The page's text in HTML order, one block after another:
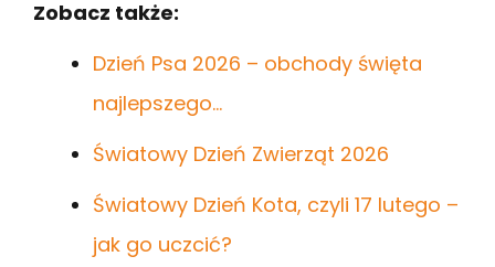
Zobacz także:
Dzień Psa 2026 – obchody święta
najlepszego…
Światowy Dzień Zwierząt 2026
Światowy Dzień Kota, czyli 17 lutego –
jak go uczcić?